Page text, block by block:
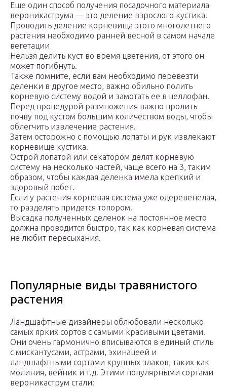
Еще один способ получения посадочного материала
вероникаструма — это деление взрослого кустика.
Проводить деление корневища этого многолетнего
растения необходимо ранней весной в самом начале
вегетации
Нельзя делить куст во время цветения, от этого он
может погибнуть.
Также помните, если вам необходимо перевезти
деленки в другое место, важно обильно полить
корневую систему водой и замотать ее в целлофан.
Перед процедурой размножения важно пролить
почву под кустом большим количеством воды, чтобы
облегчить извлечение растения.
Затем осторожно с помощью лопаты и рук извлекают
корневище кустика.
Острой лопатой или секатором делят корневую
систему на несколько частей, чаще всего на 3, таким
образом, чтобы каждая деленка имела крепкий и
здоровый побег.
Если у растения корневая система уже одеревенелая,
то разделять придется топором.
Высадка полученных деленок на постоянное место
должна проводится быстро, так как корневая система
не любит пересыхания.
Популярные виды травянистого
растения
Ландшафтные дизайнеры облюбовали несколько
самых ярких сортов с самыми красивыми цветами.
Они очень гармонично вписываются в единый стиль
с мискантусами, астрами, эхинацеей и
ландшафтными сортами крупных злаков, таких как
молиния, вейник и т.д. Этими популярными сортами
вероникаструм стали: